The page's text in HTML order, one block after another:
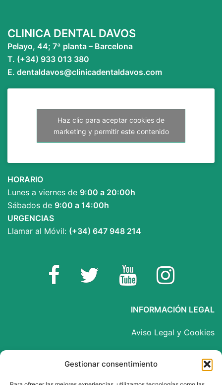
Gestionar consentimiento
CLINICA DENTAL DAVOS
Pelayo, 44; 7ª planta – Barcelona
T. (+34) 933 013 380
E. dentaldavos@clinicadentaldavos.com
Haz clic para aceptar cookies de
marketing y permitir este contenido
HORARIO
Lunes a viernes de 9:00 a 20:00h
Sábados de 9:00 a 14:00h
URGENCIAS
Llamar al Móvil: (+34) 647 948 214
Facebook Twitter YouTube Instagram
INFORMACIÓN LEGAL
Aviso Legal y Cookies